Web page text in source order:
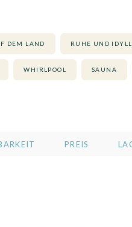
DEM LAND RUHE UND
WHIRLPOOL SAUNA
PREIS